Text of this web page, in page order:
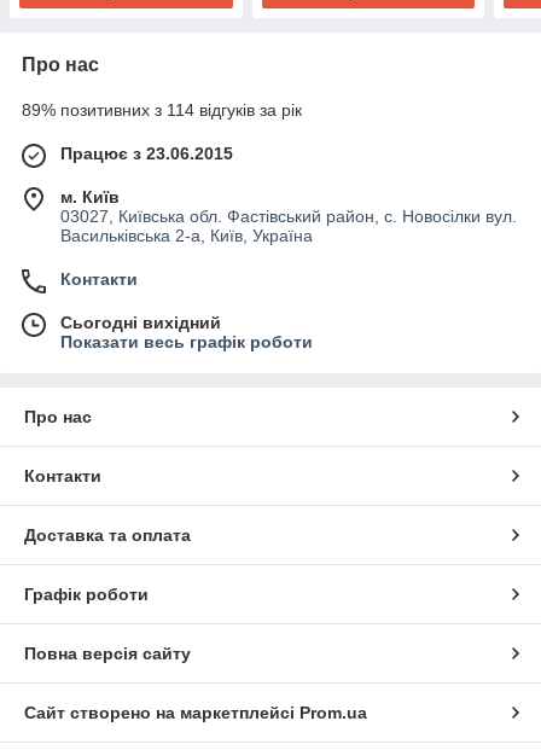
Про нас
89% позитивних з 114 відгуків за рік
Працює з 23.06.2015
м. Київ
03027, Київська обл. Фастівський район, с. Новосілки вул.
Васильківська 2-а, Київ, Україна
Контакти
Сьогодні вихідний
Показати весь графік роботи
Про нас
Контакти
Доставка та оплата
Графік роботи
Повна версія сайту
Сайт створено на маркетплейсі Prom.ua